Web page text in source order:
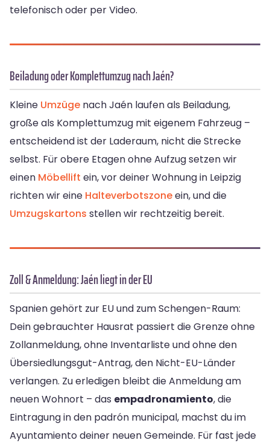
telefonisch oder per Video.
Beiladung oder Komplettumzug nach Jaén?
Kleine Umzüge nach Jaén laufen als Beiladung,
große als Komplettumzug mit eigenem Fahrzeug –
entscheidend ist der Laderaum, nicht die Strecke
selbst. Für obere Etagen ohne Aufzug setzen wir
einen Möbellift ein, vor deiner Wohnung in Leipzig
richten wir eine Halteverbotszoneein, und die
Umzugskartons stellen wir rechtzeitig bereit.
Zoll & Anmeldung: Jaén liegt in der EU
Spanien gehört zur EU und zum Schengen-Raum:
Dein gebrauchter Hausrat passiert die Grenze ohne
Zollanmeldung, ohne Inventarliste und ohne den
Übersiedlungsgut-Antrag, den Nicht-EU-Länder
verlangen. Zu erledigen bleibt die Anmeldung am
neuen Wohnort – das empadronamiento, die
Eintragung in den padrón municipal, machst du im
Ayuntamiento deiner neuen Gemeinde. Für fast jede